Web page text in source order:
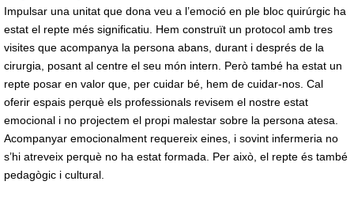
Impulsar una unitat que dona veu a l’emoció en ple bloc quirúrgic ha
estat el repte més significatiu. Hem construït un protocol amb tres
visites que acompanya la persona abans, durant i després de la
cirurgia, posant al centre el seu món intern. Però també ha estat un
repte posar en valor que, per cuidar bé, hem de cuidar-nos. Cal
oferir espais perquè els professionals revisem el nostre estat
emocional i no projectem el propi malestar sobre la persona atesa.
Acompanyar emocionalment requereix eines, i sovint infermeria no
s’hi atreveix perquè no ha estat formada. Per això, el repte és també
pedagògic i cultural.